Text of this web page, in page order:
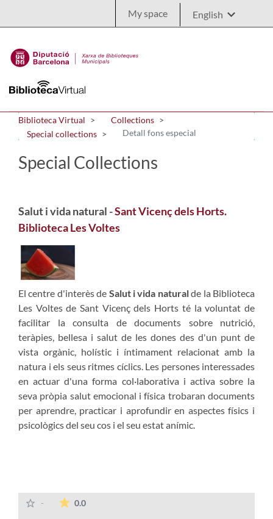
My space
Biblioteca Virtual
Collections
Special collections
Detall fons especial
Special Collections
Salut i vida natural -Sant Vicenç dels Horts.
Biblioteca Les Voltes
El centre d'interès de Salut i vida naturalde la Biblioteca
Les Voltes de Sant Vicenç dels Horts té la voluntat de
facilitar la consulta de documents sobre nutrició,
teràpies, bellesa i salut de les dones des d'un punt de
vista orgànic, holístic i íntimament relacionat amb la
natura i els seus ritmes cíclics. Les persones interessades
en actuar d'una forma col·laborativa i activa sobre la
seva pròpia salut emocional i física trobaran documents
per aprendre, practicar i aprofundir en aspectes físics i
psicològics del seu cos i el seu estat anímic.
- 0.0The average rating is 0 stars out of 5.